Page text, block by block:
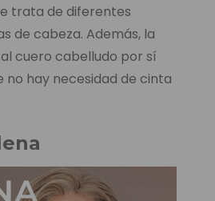
trata de diferentes
de cabeza. Además, la
cuero cabelludo por sí
no hay necesidad de cinta